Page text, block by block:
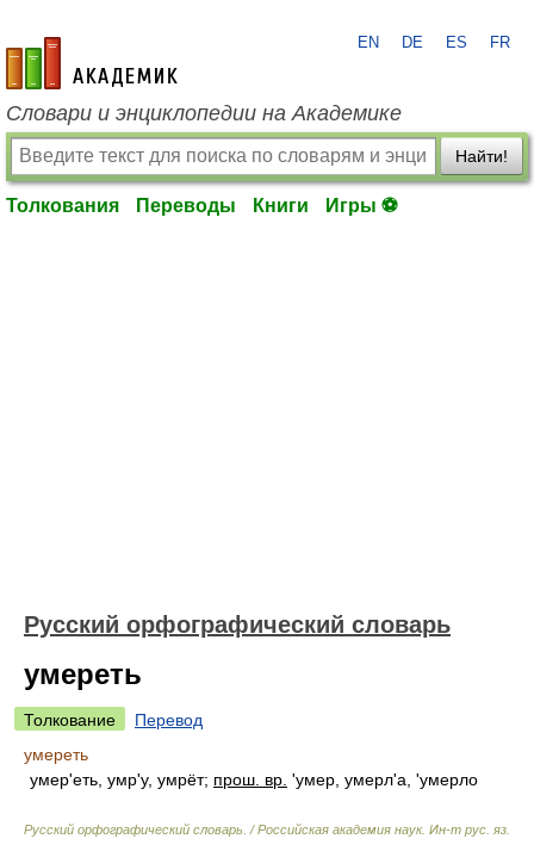
academic.ru
EN DE ES FR
Словари и энциклопедии на Академике
Найти!
Толкования Переводы Книги Игры ⚽
Русский орфографический словарь
умереть
Толкование
Перевод
умереть
умер'еть, умр'у, умрёт; прош. вр. 'умер, умерл'а, 'умерло
Русский орфографический словарь. / Российская академия наук. Ин-т рус. яз.